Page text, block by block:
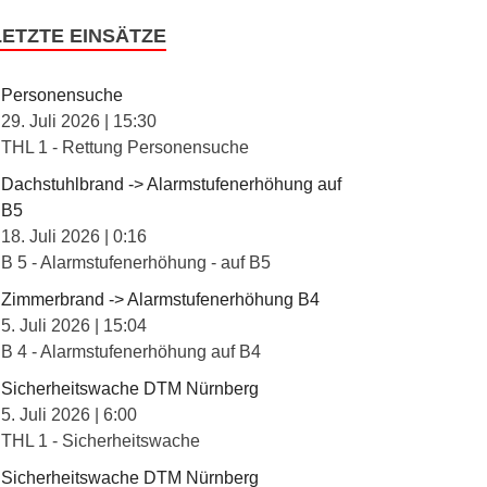
EINSÄTZE
Personensuche
29. Juli 2026
15:30
THL 1 - Rettung Personensuche
Dachstuhlbrand -> Alarmstufenerhöhung auf
B5
18. Juli 2026 |0:16
B 5 - Alarmstufenerhöhung - auf B5
Zimmerbrand -> Alarmstufenerhöhung B4
5. Juli 2026
15:04
B 4 - Alarmstufenerhöhung auf B4
Sicherheitswache DTM Nürnberg
5. Juli 2026 |6:00
THL 1 - Sicherheitswache
Sicherheitswache DTM Nürnberg